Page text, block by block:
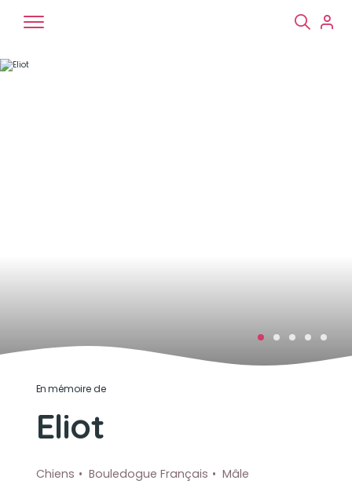
En mémoire de
Eliot
Chiens Bouledogue Français
Mâle